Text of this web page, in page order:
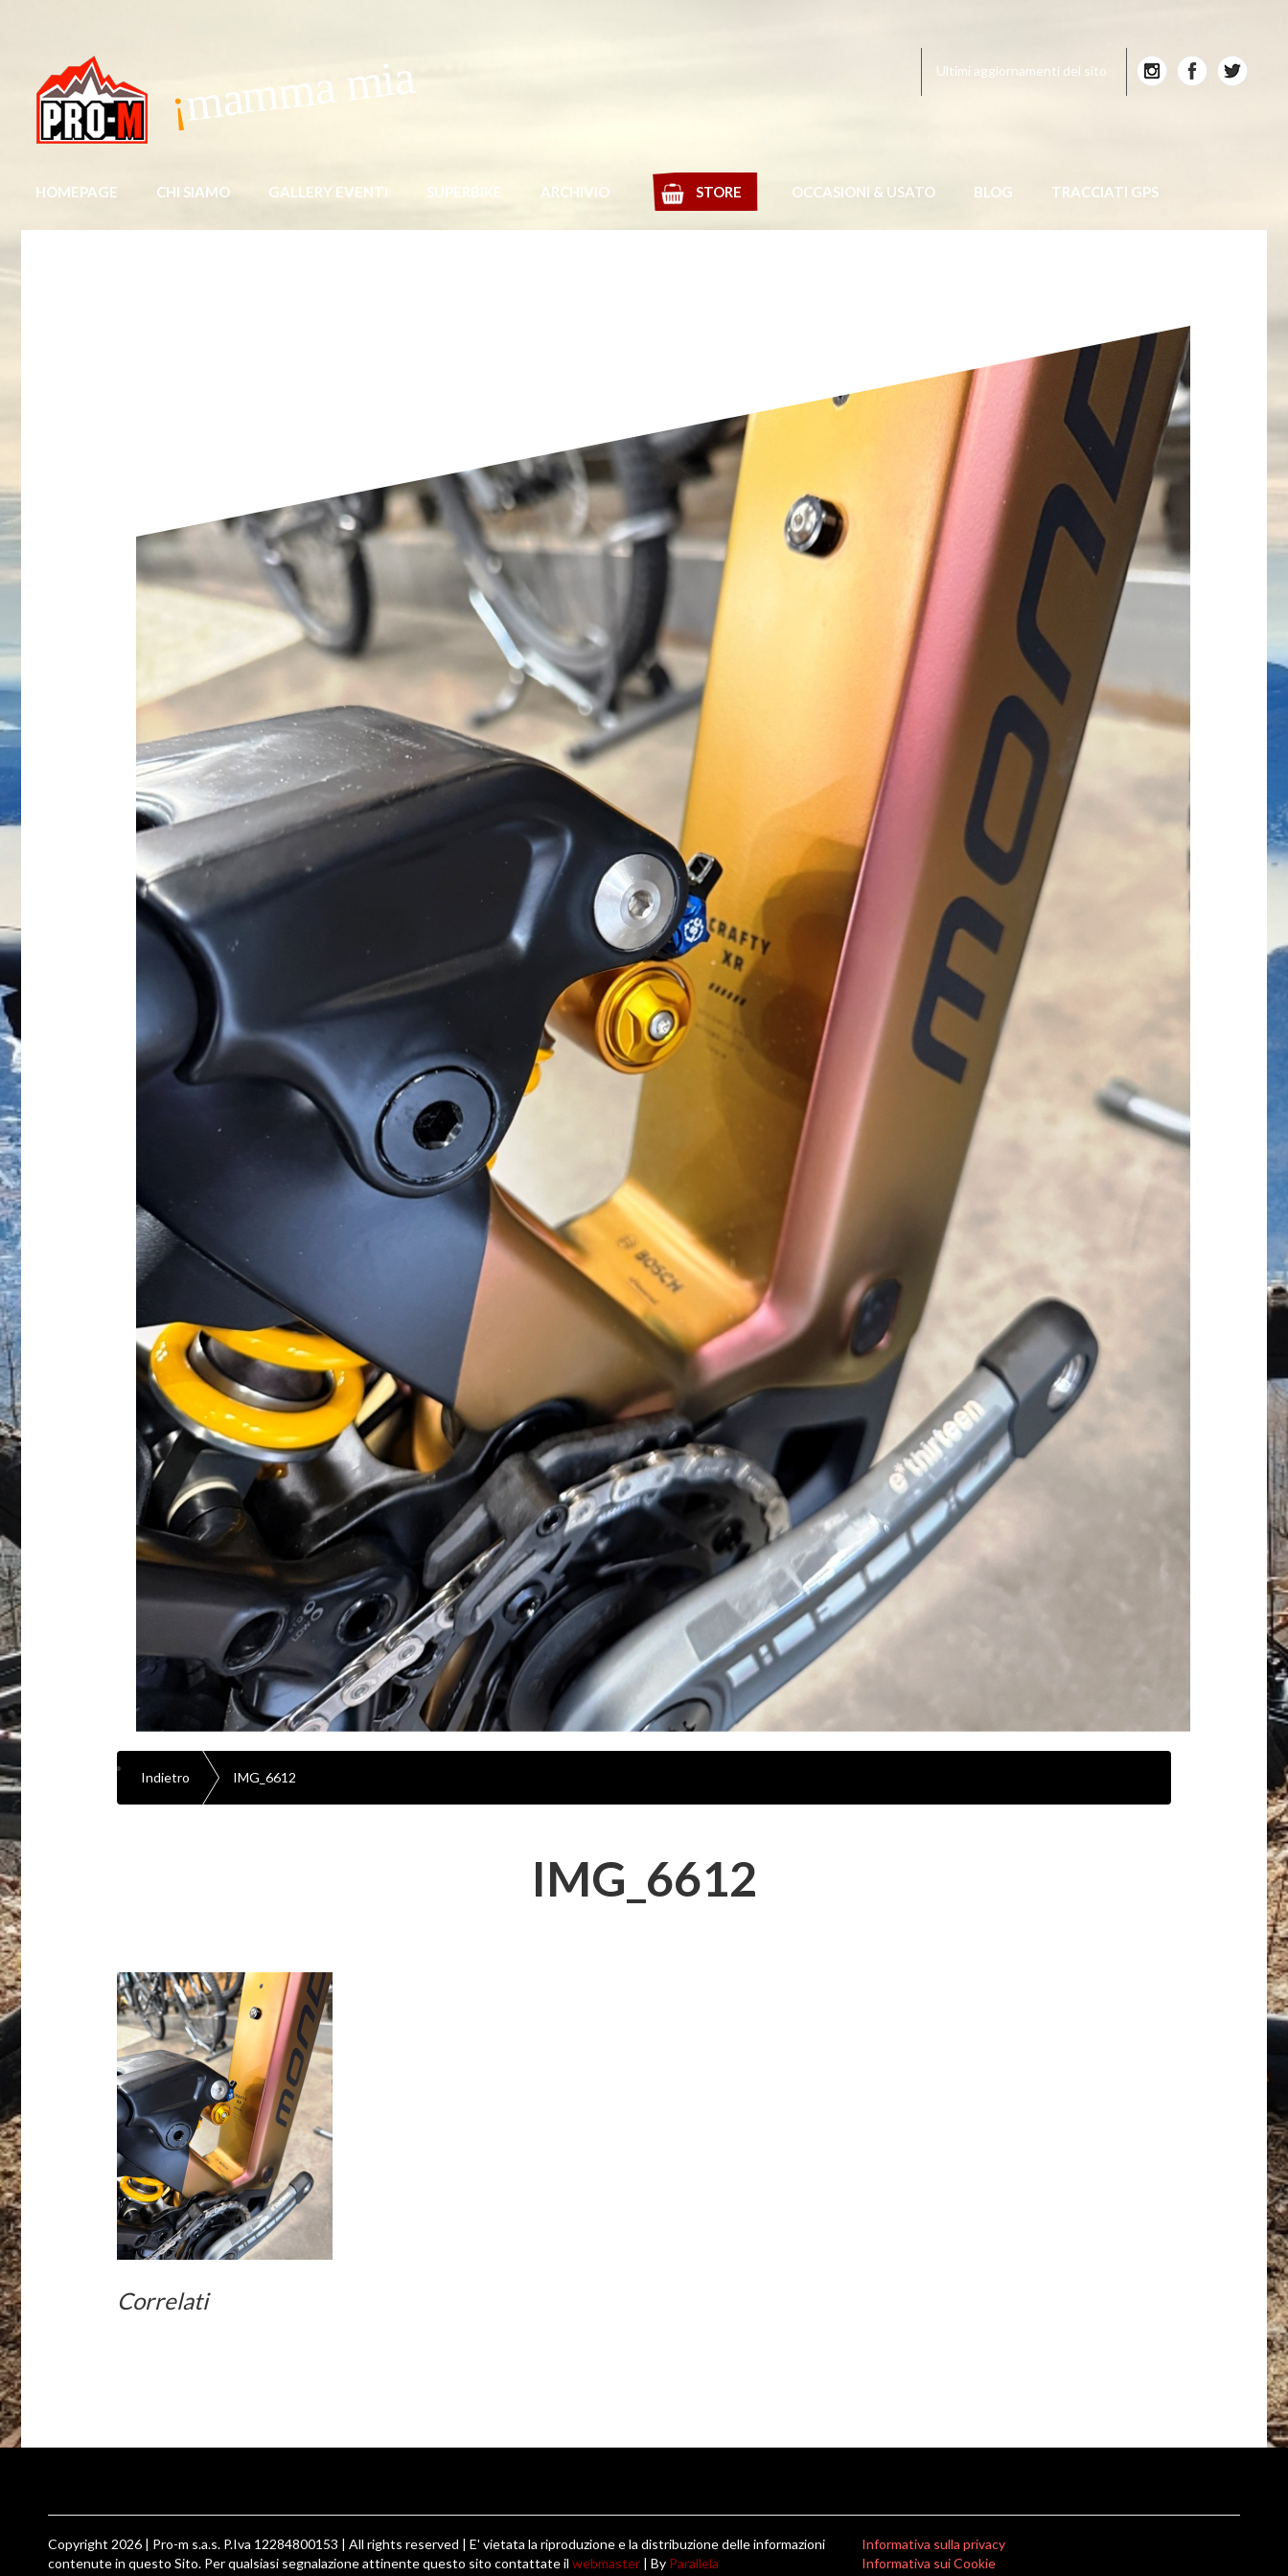
mamma mia Ultimi aggiornamenti del sito
HOMEPAGE CHI SIAMO GALLERY EVENTI SUPERBIKE ARCHIVIO STORE OCCASIONI & USATO BLOG TRACCIATI GPS
Indietro IMG_6612
IMG_6612
Correlati
Copyright 2026 | Pro-m s.a.s. P.Iva 12284800153 | All rights reserved | E' vietata la riproduzione e la distribuzione delle informazioni
contenute in questo Sito. Per qualsiasi segnalazione attinente questo sito contattate il webmaster | By Parallela
Informativa sulla privacy
Informativa sui Cookie